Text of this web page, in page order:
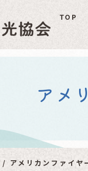
TOP
アメ
アメリカンファイヤ